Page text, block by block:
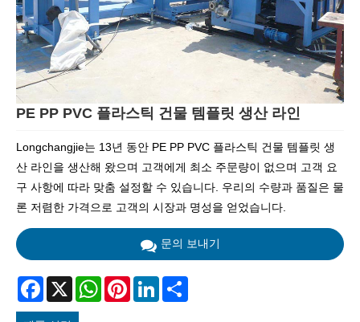
PE PP PVC 플라스틱 건물 템플릿 생산 라인
Longchangjie는 13년 동안 PE PP PVC 플라스틱 건물 템플릿 생
산 라인을 생산해 왔으며 고객에게 최소 주문량이 없으며 고객 요
구 사항에 따라 맞춤 설정할 수 있습니다. 우리의 수량과 품질은 물
론 저렴한 가격으로 고객의 시장과 명성을 얻었습니다.
문의 보내기
Facebook
X WhatsAppPinterestLinkedIn